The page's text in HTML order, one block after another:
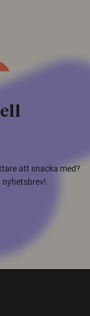
att snacka med?
nyhetsbrev!